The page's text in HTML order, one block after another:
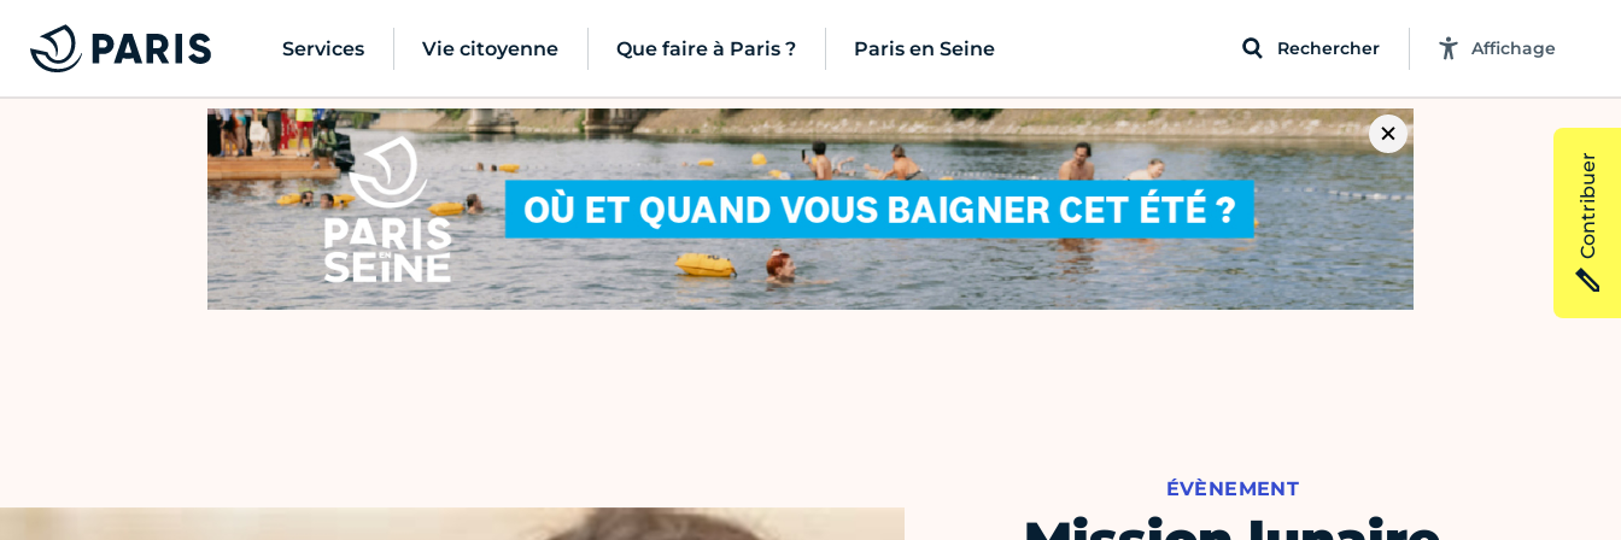
Services Vie citoyenne Que faire à Paris ? Paris en Seine Rechercher Affichage
ÉVÈNEMENT
Contribuer